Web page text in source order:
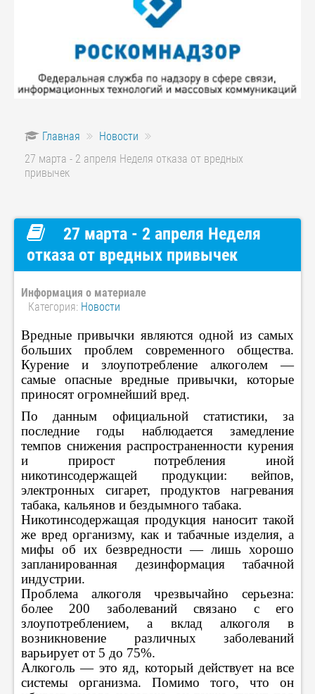
Главная
Новости
27 марта - 2 апреля Неделя отказа от вредных
привычек
27 марта - 2 апреля Неделя
отказа от вредных привычек
Информация о материале
Категория: Новости
Вредные привычки являются одной из самых
больших проблем современного общества.
Курение и злоупотребление алкоголем —
самые опасные вредные привычки, которые
приносят огромнейший вред.
По данным официальной статистики, за
последние годы наблюдается замедление
темпов снижения распространенности курения
и прирост потребления иной
никотинсодержащей продукции: вейпов,
электронных сигарет, продуктов нагревания
табака, кальянов и бездымного табака.
Никотинсодержащая продукция наносит такой
же вред организму, как и табачные изделия, а
мифы об их безвредности — лишь хорошо
запланированная дезинформация табачной
индустрии.
Проблема алкоголя чрезвычайно серьезна:
более 200 заболеваний связано с его
злоупотреблением, а вклад алкоголя в
возникновение различных заболеваний
варьирует от 5 до 75%.
Алкоголь — это яд, который действует на все
системы организма. Помимо того, что он